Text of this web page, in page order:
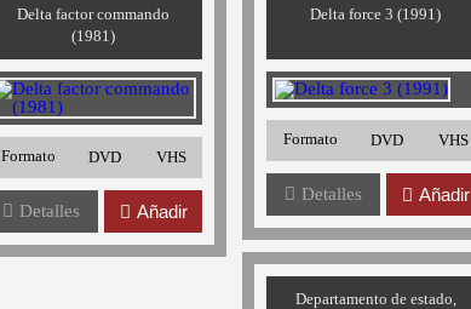
Delta factor commando
(1981)
Formato DVD VHS
Detalles Añadir
Delta force 3 (1991)
Formato DVD VHS
Detalles Añadir
Departamento de estado,